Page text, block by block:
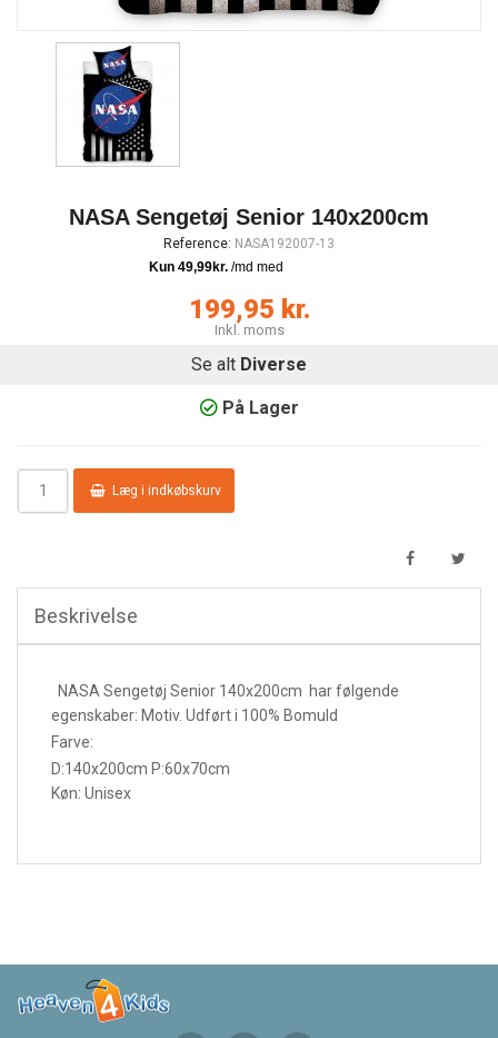
NASA Sengetøj Senior 140x200cm
Reference: NASA192007-13
199,95 kr.
Inkl. moms
Se alt Diverse
På Lager
Læg i indkøbskurv
Beskrivelse
NASA Sengetøj Senior 140x200cm har følgende
egenskaber: Motiv. Udført i 100% Bomuld
Farve:
D:140x200cm P:60x70cm
Køn: Unisex